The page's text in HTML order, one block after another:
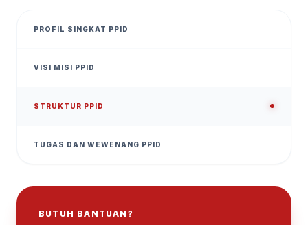
PROFIL SINGKAT PPID
VISI MISI PPID
STRUKTUR PPID
TUGAS DAN WEWENANG PPID
BUTUH BANTUAN?